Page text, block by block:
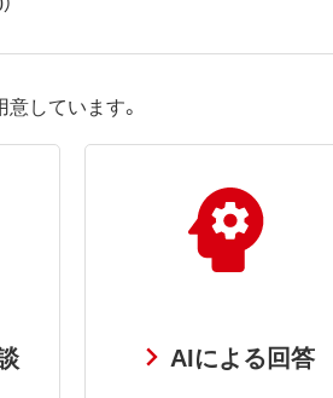
しています。
AIによる回答